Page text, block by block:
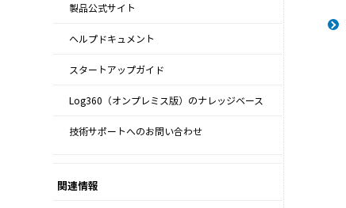
製品公式サイト
ヘルプドキュメント
スタートアップガイド
Log360（オンプレミス版）のナレッジベース
技術サポートへのお問い合わせ
関連情報